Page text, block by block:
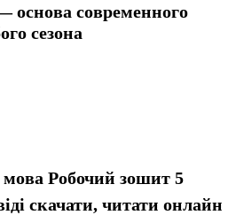
современного
сезона
Робочий зошит 5
скачати, читати онлайн